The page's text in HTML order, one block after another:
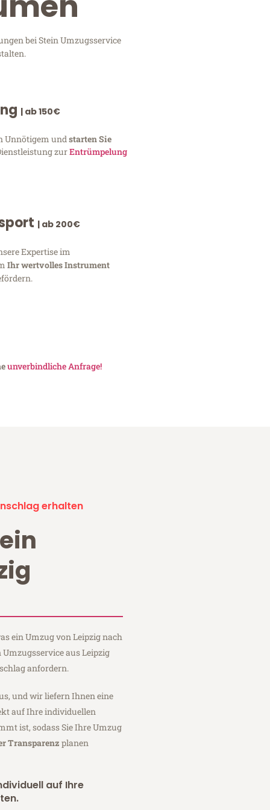
bei Stein Umzugsservice
| ab 150€
Unnötigem und starten Sie
zurEntrümpelung
| ab 200€
Expertise im
Ihr wertvolles Instrument
unverbindliche Anfrage!
erhalten
ein Umzug von Leipzig nach
aus Leipzig
anfordern.
und wir liefern Ihnen eine
auf Ihre individuellen
ist, sodass Sie Ihre Umzug
Transparenz planen
auf Ihre